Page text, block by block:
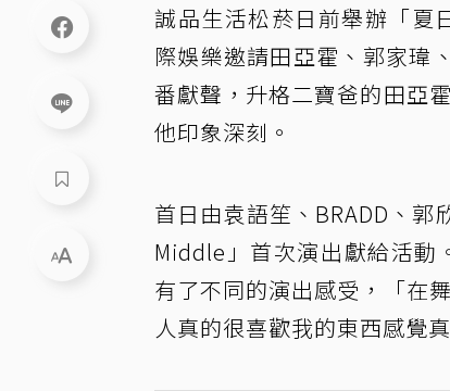
誠品生活松菸日前舉辦「夏
際娛樂邀請田亞霍、郭家瑋、
番獻聲，升格二寶爸的田亞
他印象深刻。
首日由袁語笙、BRADD、
Middle」首次演出獻給活動
有了不同的演出感受，「在
人真的很喜歡我的東西感覺